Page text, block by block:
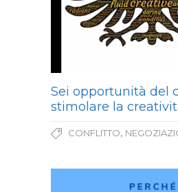
Sei opportunità del
stimolare la
CONFLITTO,